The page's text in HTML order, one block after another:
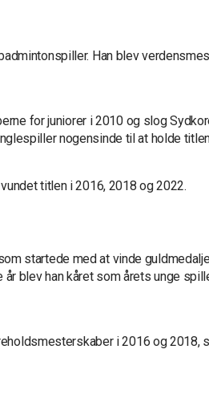
Han blev
for juniorer i 2010 og slog
nogensinde til at holde
titlen i 2016, 2018 og 2022.
startede med at vinde
blev han kåret som årets unge
i 2016 og 2018,